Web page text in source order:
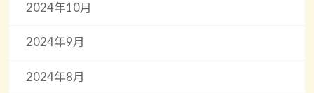
2024年10月
2024年9月
2024年8月